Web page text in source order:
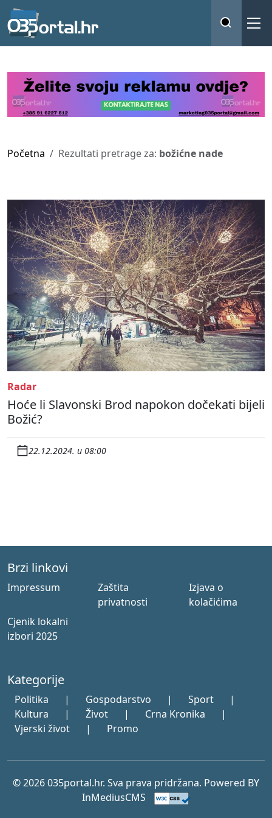
Početna Rezultati pretrage za: božićne nade
Radar
Hoće li Slavonski Brod napokon dočekati bijeli
Božić?
22.12.2024. u 08:00
Brzi linkovi
Impressum
Zaštita
privatnosti
Izjava o
kolačićima
Cjenik lokalni
izbori 2025
Kategorije
Politika | Gospodarstvo | Sport
|
Kultura
| Život | Crna Kronika
|
Vjerski život
| Promo
© 2026 035portal.hr. Sva prava pridržana. Powered BY
InMediusCMS